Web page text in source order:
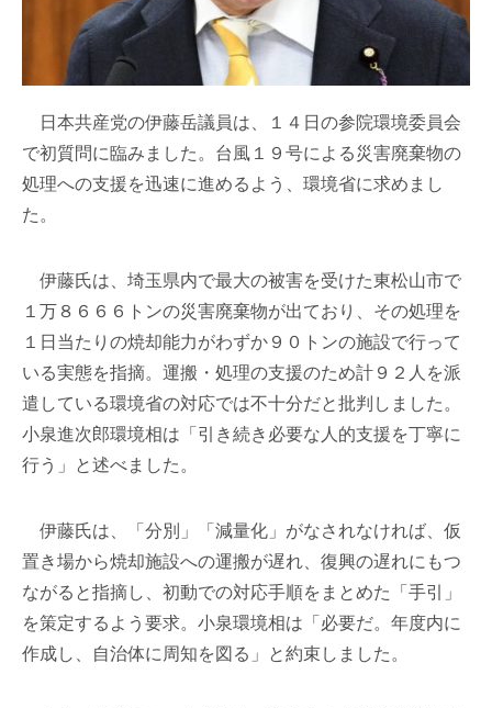
日本共産党の伊藤岳議員は、１４日の参院環境委員会
で初質問に臨みました。台風１９号による災害廃棄物の
処理への支援を迅速に進めるよう、環境省に求めまし
た。
伊藤氏は、埼玉県内で最大の被害を受けた東松山市で
１万８６６６トンの災害廃棄物が出ており、その処理を
１日当たりの焼却能力がわずか９０トンの施設で行って
いる実態を指摘。運搬・処理の支援のため計９２人を派
遣している環境省の対応では不十分だと批判しました。
小泉進次郎環境相は「引き続き必要な人的支援を丁寧に
行う」と述べました。
伊藤氏は、「分別」「減量化」がなされなければ、仮
置き場から焼却施設への運搬が遅れ、復興の遅れにもつ
ながると指摘し、初動での対応手順をまとめた「手引」
を策定するよう要求。小泉環境相は「必要だ。年度内に
作成し、自治体に周知を図る」と約束しました。